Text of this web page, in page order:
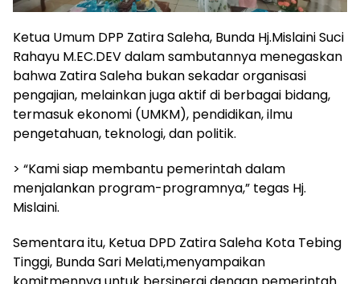
‎Ketua Umum DPP Zatira Saleha, Bunda Hj.Mislaini Suci
Rahayu M.EC.DEV dalam sambutannya menegaskan
bahwa Zatira Saleha bukan sekadar organisasi
pengajian, melainkan juga aktif di berbagai bidang,
termasuk ekonomi (UMKM), pendidikan, ilmu
pengetahuan, teknologi, dan politik.
‎> “Kami siap membantu pemerintah dalam
menjalankan program-programnya,” tegas Hj.
Mislaini.
‎Sementara itu, Ketua DPD Zatira Saleha Kota Tebing
Tinggi, Bunda Sari Melati,menyampaikan